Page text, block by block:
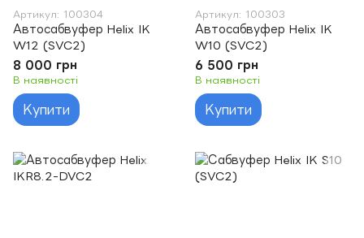
Артикул: 100304
Автосабвуфер Helix IK
W12 (SVC2)
8 000 грн
В наявності
Купити
Артикул: 100303
Автосабвуфер Helix IK
W10 (SVC2)
6 500 грн
В наявності
Купити